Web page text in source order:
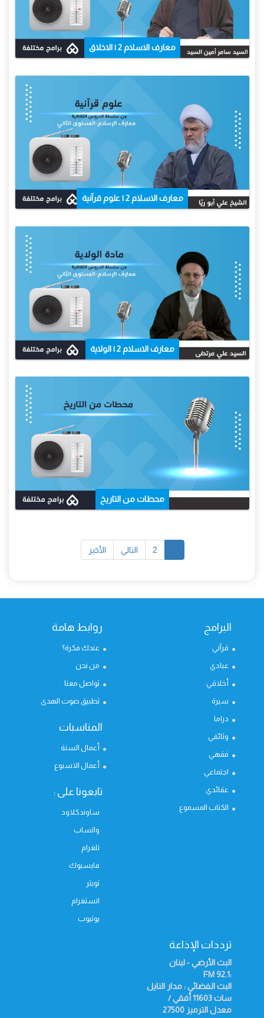
معارف الاسلام 2 | الاخلاق
معارف الاسلام 2 | علوم قرآنية
معارف الاسلام 2 | الولاية
محطات من التاريخ
2 التالي الأخير
البرامج
قرآني
عبادي
أخلاقي
سيرة
دراما
وثائقي
فقهي
اجتماعي
عقائدي
الكتاب المسموع
روابط هامة
عندك فكرة؟
من نحن
تواصل معنا
تطبيق صوت الهدى
المناسبات
أعمال السنة
أعمال الاسبوع
تابعونا على :
ساوندكلاود
واتساب
تلغرام
فايسبوك
تويتر
انستغرام
يوتيوب
ترددات الإذاعة
البث الأرضي - لبنان
:92.1
FM
البث الفضائي : مدار النايل
سات 11603 أفقي /
معدل الترميز 27500